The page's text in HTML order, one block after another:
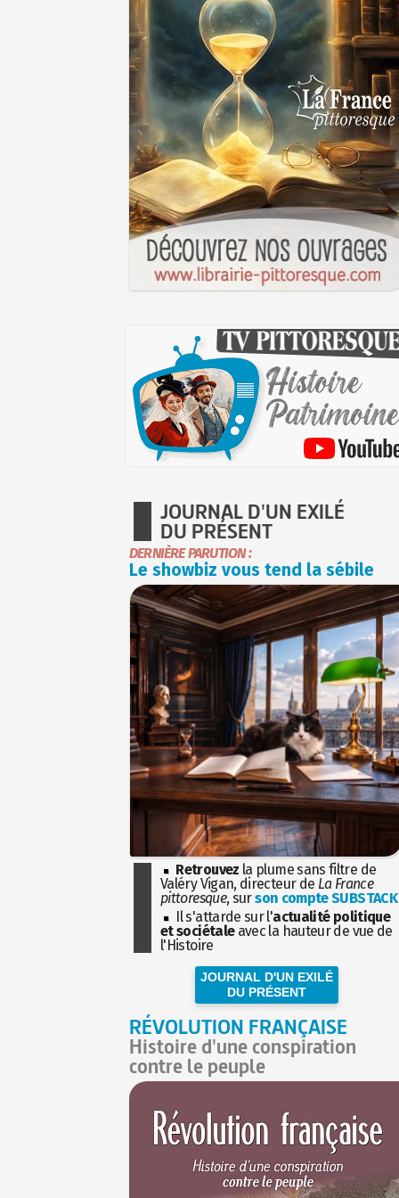
JOURNAL D'UN EXILÉ
DU PRÉSENT
DERNIÈRE PARUTION :
Le showbiz vous tend la sébile
Retrouvez la plume sans filtre de
Valéry Vigan, directeur de La France
pittoresque, surson compte SUBSTACK
Il s'attarde sur l'actualité politique
et sociétaleavec la hauteur de vue de
l'Histoire
JOURNAL D'UN EXILÉ
DU PRÉSENT
RÉVOLUTION FRANÇAISE
Histoire d'une conspiration
contre le peuple